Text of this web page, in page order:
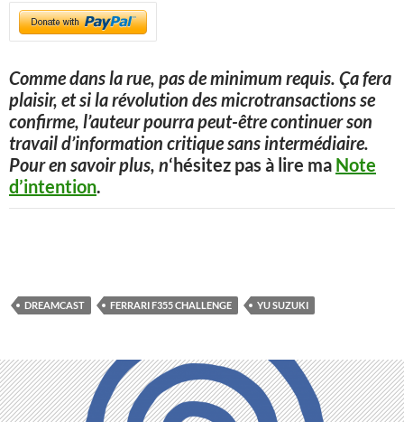
Comme dans la rue, pas de minimum requis. Ça fera
plaisir, et si la révolution des microtransactions se
confirme, l’auteur pourra peut-être continuer son
travail d’information critique sans intermédiaire.
Pour en savoir plus, n‘hésitez pas à lire ma Note
d’intention.
DREAMCAST FERRARI F355 CHALLENGE YU SUZUKI